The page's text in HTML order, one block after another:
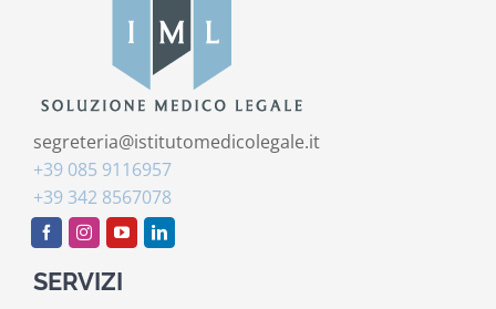
segreteria@istitutomedicolegale.it
+39 085 9116957
+39 342 8567078
SERVIZI